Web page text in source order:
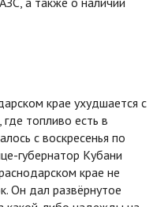
крае ухудшается с
топливо есть в
с воскресенья по
губернатор Кубани
крае не
Он дал развёрнутое